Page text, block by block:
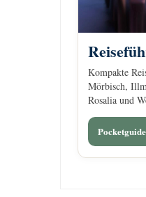
Kompakte
Mörbisch,
Rosalia und